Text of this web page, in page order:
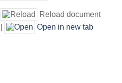
Reload document
Open in new tab